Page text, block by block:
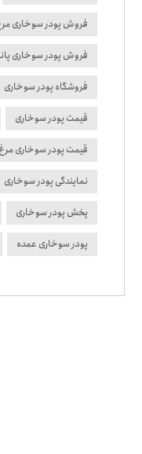
فروش پودر سوخاری
فروش پودر سوخاری
فروشگاه پودر سوخاری
قیمت پودر سوخاری
قیمت پودر سوخاری مرغ
نمایندگی پودر سوخاری
پخش پودر سوخاری
پودر سوخاری عمده